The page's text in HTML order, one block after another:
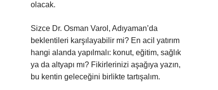
olacak.
Sizce Dr. Osman Varol, Adıyaman’da
beklentileri karşılayabilir mi? En acil yatırım
hangi alanda yapılmalı: konut, eğitim, sağlık
ya da altyapı mı? Fikirlerinizi aşağıya yazın,
bu kentin geleceğini birlikte tartışalım.